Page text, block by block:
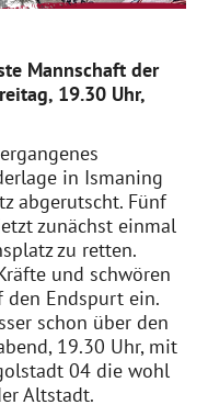
Mannschaft der
19.30 Uhr,
in Ismaning
abgerutscht. Fünf
zunächst einmal
zu retten.
und schwören
den Endspurt ein.
schon über den
19.30 Uhr, mit
04 die wohl
Altstadt.